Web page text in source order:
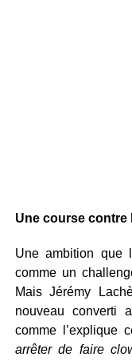
Une course contre
Une ambition que
comme un
Mais Jérémy
nouveau converti
comme l’explique
arrêter de faire